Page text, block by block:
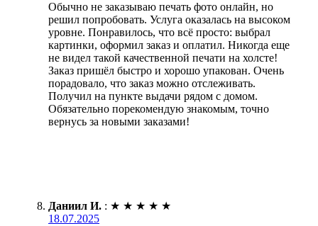
Обычно не заказываю печать фото онлайн, но
решил попробовать. Услуга оказалась на высоком
уровне. Понравилось, что всё просто: выбрал
картинки, оформил заказ и оплатил. Никогда еще
не видел такой качественной печати на холсте!
Заказ пришёл быстро и хорошо упакован. Очень
порадовало, что заказ можно отслеживать.
Получил на пункте выдачи рядом с домом.
Обязательно порекомендую знакомым, точно
вернусь за новыми заказами!
Даниил И. : ★ ★ ★ ★ ★
18.07.2025